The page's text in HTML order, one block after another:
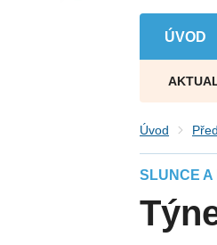
ÚVOD
Úvod
SLUNCE A